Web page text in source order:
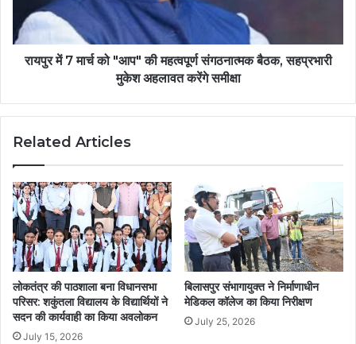
रायपुर में 7 मार्च को "आप" की महत्वपूर्ण संगठनात्मक बैठक, सहप्रभारी
मुकेश अहलावत करेंगे समीक्षा
Related Articles
लोकतंत्र की पाठशाला बना विधानसभा
परिसर: शकुंतला विद्यालय के विद्यार्थियों ने
सदन की कार्यवाही का किया अवलोकन
July 15, 2026
बिलासपुर संभागायुक्त ने निर्माणाधीन
मेडिकल कॉलेज का किया निरीक्षण
July 25, 2026